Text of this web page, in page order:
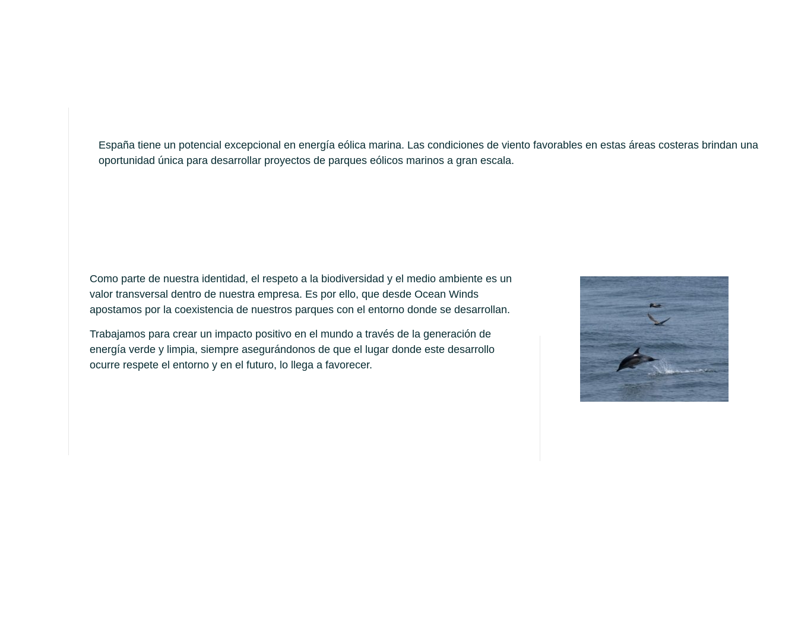
España tiene un potencial excepcional en energía eólica marina. Las condiciones de viento favorables en estas áreas costeras brindan una
oportunidad única para desarrollar proyectos de parques eólicos marinos a gran escala.
Como parte de nuestra identidad, el respeto a la biodiversidad y el medio ambiente es un
valor transversal dentro de nuestra empresa. Es por ello, que desde Ocean Winds
apostamos por la coexistencia de nuestros parques con el entorno donde se desarrollan.
Trabajamos para crear un impacto positivo en el mundo a través de la generación de
energía verde y limpia, siempre asegurándonos de que el lugar donde este desarrollo
ocurre respete el entorno y en el futuro, lo llega a favorecer.